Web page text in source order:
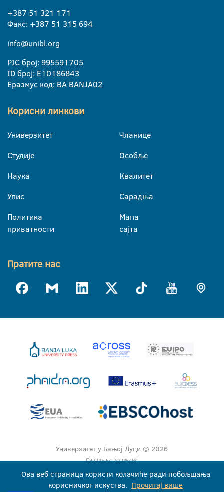
+387 51 321 171
Факс: +387 51 315 694
info@unibl.org
PIC број: 995591705
ID број: E10186843
Еразмус код: BA BANJA02
Корисни линкови
Универзитет
Студије
Наука
Упис
Политика
приватности
Чланице
Особље
Квалитет
Сарадња
Мапа
сајта
Пратите нас
Универзитет у Бањој Луци © 2026
Сва права задржана
Ова веб страница користи колачиће ради побољшања
корисничког искуства. Прочитај више